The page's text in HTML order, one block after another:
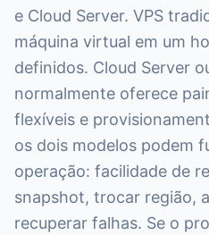
e Cloud Server. VPS
máquina virtual em um
definidos. Cloud Server
normalmente oferece
flexíveis e
os dois modelos podem
operação: facilidade de
snapshot, trocar região,
recuperar falhas. Se o